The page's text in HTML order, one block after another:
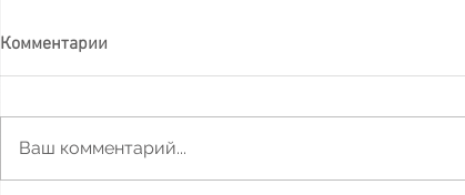
Комментарии
Ваш комментарий...